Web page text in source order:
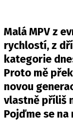
Malá MPV z
rychlostí, z
kategorie
Proto mě
novou
vlastně příliš
Pojďme se